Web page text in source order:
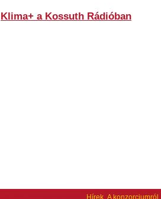
Klima+ a Kossuth Rádióban
Hírek A konzorciumról